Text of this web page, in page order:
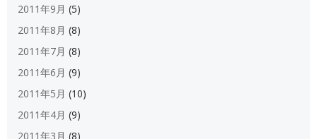
2011年9月 (5)
2011年8月 (8)
2011年7月 (8)
2011年6月 (9)
2011年5月 (10)
2011年4月 (9)
2011年3月 (8)